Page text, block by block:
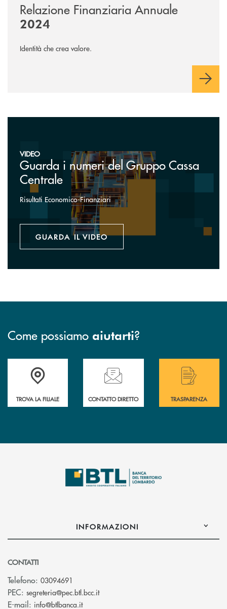
Relazione Finanziaria Annuale
2024
Identità che crea valore.
VIDEO
Guarda i numeri del Gruppo Cassa
Centrale
Risultati Economico-Finanziari
GUARDA IL VIDEO
Come possiamo aiutarti?
Accedi all' elenco completo delle filiali .
TROVA LA FILIALE
Hai bisogno di assistenza immediata?
CONTATTO DIRETTO
Hai bisogno di
TRASPARENZA
INFORMAZIONI
CONTATTI
Telefono: 03094691
PEC: segreteria@pec.btl.bcc.it(si apre l’app di posta elettronica)
E-mail: info@btlbanca.it(si apre l’app di posta elettronica)